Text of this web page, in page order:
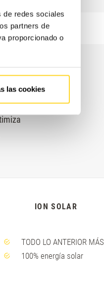
de redes sociales
partners de
proporcionado o
las cookies
ION SOLAR
TODO LO ANTERIOR MÁS
100% energía solar